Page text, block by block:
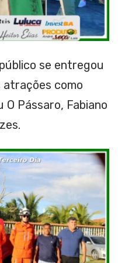
se entregou
atrações como
Pássaro, Fabiano